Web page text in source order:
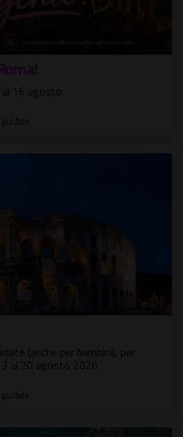
16 agosto
(anche per bambini), per
al 20 agosto 2026